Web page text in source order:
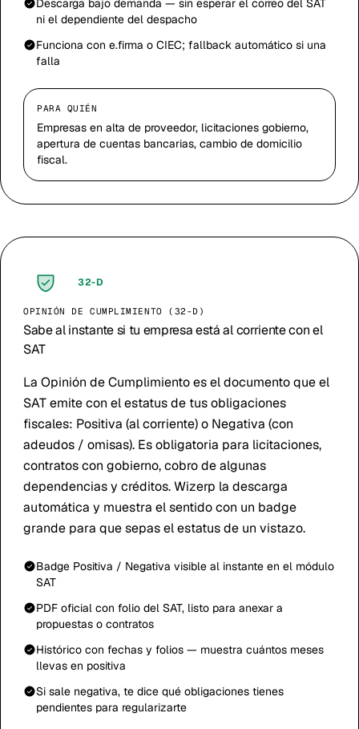
Descarga bajo demanda — sin esperar el correo del SAT
ni el dependiente del despacho
Funciona con e.firma o CIEC; fallback automático si una
falla
PARA QUIÉN
Empresas en alta de proveedor, licitaciones gobierno,
apertura de cuentas bancarias, cambio de domicilio
fiscal.
32-D
OPINIÓN DE CUMPLIMIENTO (32-D)
Sabe al instante si tu empresa está al corriente con el
SAT
La Opinión de Cumplimiento es el documento que el
SAT emite con el estatus de tus obligaciones
fiscales: Positiva (al corriente) o Negativa (con
adeudos / omisas). Es obligatoria para licitaciones,
contratos con gobierno, cobro de algunas
dependencias y créditos. Wizerp la descarga
automática y muestra el sentido con un badge
grande para que sepas el estatus de un vistazo.
Badge Positiva / Negativa visible al instante en el módulo
SAT
PDF oficial con folio del SAT, listo para anexar a
propuestas o contratos
Histórico con fechas y folios — muestra cuántos meses
llevas en positiva
Si sale negativa, te dice qué obligaciones tienes
pendientes para regularizarte